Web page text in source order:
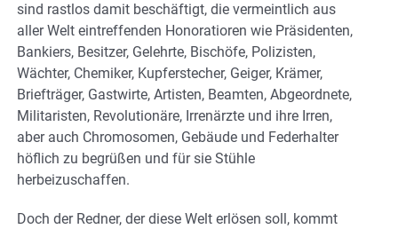
sind rastlos damit beschäftigt, die vermeintlich aus
aller Welt eintreffenden Honoratioren wie Präsidenten,
Bankiers, Besitzer, Gelehrte, Bischöfe, Polizisten,
Wächter, Chemiker, Kupferstecher, Geiger, Krämer,
Briefträger, Gastwirte, Artisten, Beamten, Abgeordnete,
Militaristen, Revolutionäre, Irrenärzte und ihre Irren,
aber auch Chromosomen, Gebäude und Federhalter
höflich zu begrüßen und für sie Stühle
herbeizuschaffen.
Doch der Redner, der diese Welt erlösen soll, kommt